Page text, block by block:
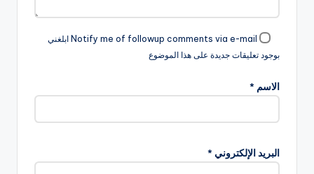
Notify me of followup comments via e-mail ابلغني
بوجود تعليقات جديدة على هذا الموضوع
الاسم *
البريد الإلكتروني *